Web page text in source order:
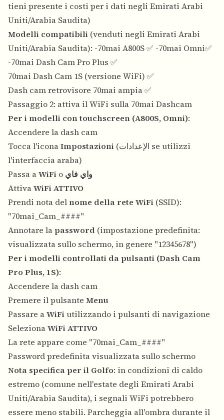
tieni presente i costi per i dati negli Emirati Arabi
Uniti/Arabia Saudita)
Modelli compatibili (venduti negli Emirati Arabi
Uniti/Arabia Saudita): -70mai A800S ✅ -70mai Omni✅
-70mai Dash Cam Pro Plus ✅
70mai Dash Cam 1S (versione WiFi) ✅
Dash cam retrovisore 70mai ampia ✅
Passaggio 2: attiva il WiFi sulla 70mai Dashcam
Per i modelli con touchscreen (A800S, Omni):
Accendere la dash cam
Tocca l'iconaImpostazioni (الإعدادات se utilizzi
l'interfaccia araba)
Passa aWiFi o واي فاي
AttivaWiFi ATTIVO
Prendi nota del nome della rete WiFi (SSID):
"70mai_Cam_####"
Annotare la password (impostazione predefinita:
visualizzata sullo schermo, in genere "12345678")
Per i modelli controllati da pulsanti (Dash Cam
Pro Plus, 1S):
Accendere la dash cam
Premere il pulsante Menu
Passare aWiFiutilizzando i pulsanti di navigazione
SelezionaWiFi ATTIVO
La rete appare come "70mai_Cam_####"
Password predefinita visualizzata sullo schermo
Nota specifica per il Golfo: in condizioni di caldo
estremo (comune nell'estate degli Emirati Arabi
Uniti/Arabia Saudita), i segnali WiFi potrebbero
essere meno stabili. Parcheggia all'ombra durante il